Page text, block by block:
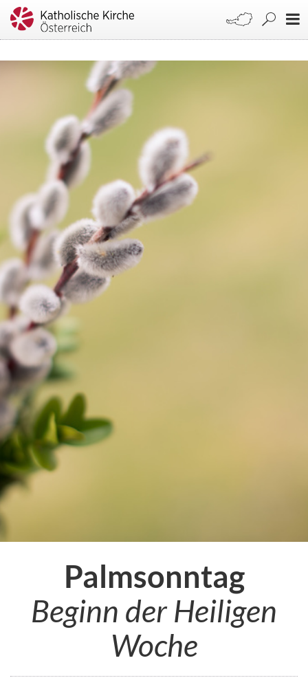
Palmsonntag
Beginn der Heiligen
Woche